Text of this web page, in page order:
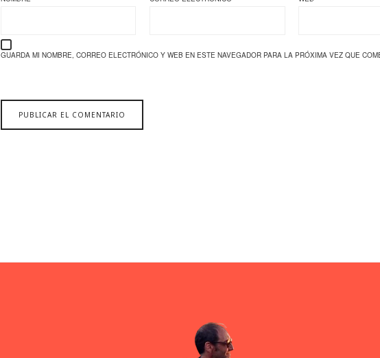
GUARDA MI NOMBRE, CORREO ELECTRÓNICO Y WEB EN ESTE NAVEGADOR PARA LA PRÓXIMA VEZ QUE